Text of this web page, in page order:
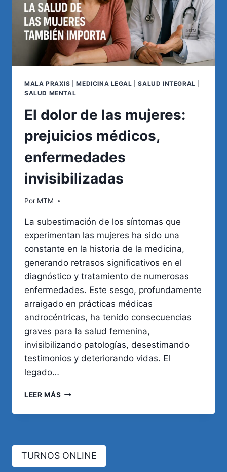
MALA PRAXIS |MEDICINA LEGAL |SALUD INTEGRAL
SALUD MENTAL
El dolor de las mujeres:
prejuicios médicos,
enfermedades
invisibilizadas
Por MTM
La subestimación de los síntomas que
experimentan las mujeres ha sido una
constante en la historia de la medicina,
generando retrasos significativos en el
diagnóstico y tratamiento de numerosas
enfermedades. Este sesgo, profundamente
arraigado en prácticas médicas
androcéntricas, ha tenido consecuencias
graves para la salud femenina,
invisibilizando patologías, desestimando
testimonios y deteriorando vidas. El
legado…
LEER MÁS
DE
PREJUICIOS
MÉDICOS,
ENFERMEDADES
TURNOS ONLINE